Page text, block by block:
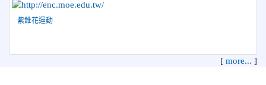
紫錐花運動
[ more... ]